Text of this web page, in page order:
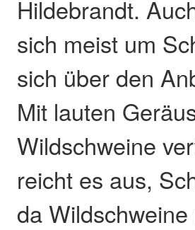
Hildebrandt.
sich meist um
sich über den
Mit lauten
Wildschweine
reicht es aus,
da